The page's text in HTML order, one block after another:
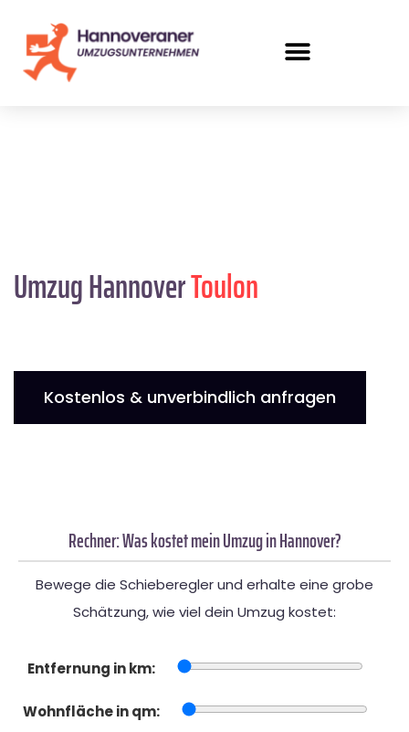
Umzug HannoverToulon
Kostenlos & unverbindlich anfragen
Rechner: Was kostet mein Umzug in Hannover?
Bewege die Schieberegler und erhalte eine grobe
Schätzung, wie viel dein Umzug kostet:
Entfernung in km:
Wohnfläche in qm: